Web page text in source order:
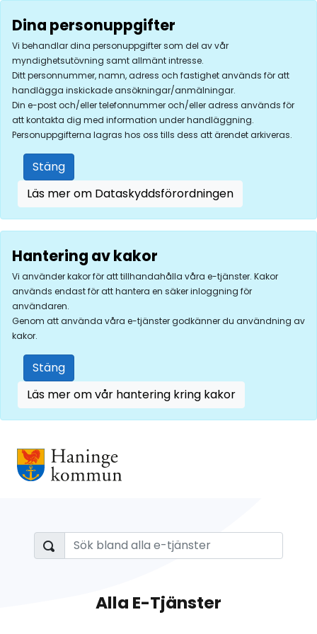
Dina personuppgifter
Vi behandlar dina personuppgifter som del av vår
myndighetsutövning samt allmänt intresse.
Ditt personnummer, namn, adress och fastighet används för att
handlägga inskickade ansökningar/anmälningar.
Din e-post och/eller telefonnummer och/eller adress används för
att kontakta dig med information under handläggning.
Personuppgifterna lagras hos oss tills dess att ärendet arkiveras.
Stäng
Läs mer om Dataskyddsförordningen
Hantering av kakor
Vi använder kakor för att tillhandahålla våra e-tjänster. Kakor
används endast för att hantera en säker inloggning för
användaren.
Genom att använda våra e-tjänster godkänner du användning av
kakor.
Stäng
Läs mer om vår hantering kring kakor
Alla E-Tjänster